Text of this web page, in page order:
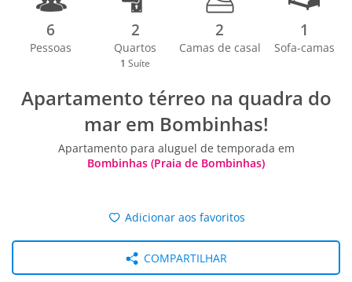
6
Pessoas
2
Quartos
1 Suíte
2
Camas de casal
1
Sofa-camas
Apartamento térreo na quadra do
mar em Bombinhas!
Apartamento para aluguel de temporada em
Bombinhas (Praia de Bombinhas)
Adicionar aos favoritos
COMPARTILHAR